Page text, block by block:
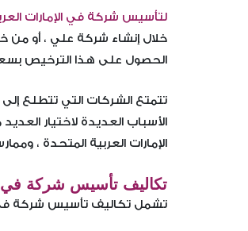
لتأسيس شركة في الإمارات
خلال إنشاء شركة علي ، أو من
الحصول على هذا الترخيص
تتمتع الشركات التي تتطلع
الأسباب العديدة لاختيار
الإمارات العربية المتحدة ،
تكاليف تأسيس شركة في
تشمل تكاليف تأسيس شركة في